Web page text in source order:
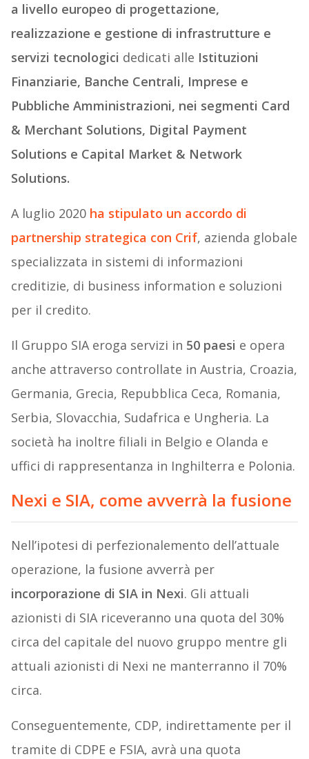
a livello europeo di progettazione,
realizzazione e gestione di infrastrutture e
servizi tecnologici dedicati alle Istituzioni
Finanziarie, Banche Centrali, Imprese e
Pubbliche Amministrazioni, nei segmenti Card
& Merchant Solutions, Digital Payment
Solutions e Capital Market & Network
Solutions.
A luglio 2020 ha stipulato un accordo di
partnership strategica con Crif, azienda globale
specializzata in sistemi di informazioni
creditizie, di business information e soluzioni
per il credito.
Il Gruppo SIA eroga servizi in 50 paesi e opera
anche attraverso controllate in Austria, Croazia,
Germania, Grecia, Repubblica Ceca, Romania,
Serbia, Slovacchia, Sudafrica e Ungheria. La
società ha inoltre filiali in Belgio e Olanda e
uffici di rappresentanza in Inghilterra e Polonia.
Nexi e SIA, come avverrà la fusione
Nell’ipotesi di perfezionalemento dell’attuale
operazione, la fusione avverrà per
incorporazione di SIA in Nexi. Gli attuali
azionisti di SIA riceveranno una quota del 30%
circa del capitale del nuovo gruppo mentre gli
attuali azionisti di Nexi ne manterranno il 70%
circa.
Conseguentemente, CDP, indirettamente per il
tramite di CDPE e FSIA, avrà una quota